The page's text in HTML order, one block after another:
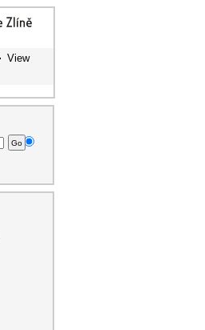
View